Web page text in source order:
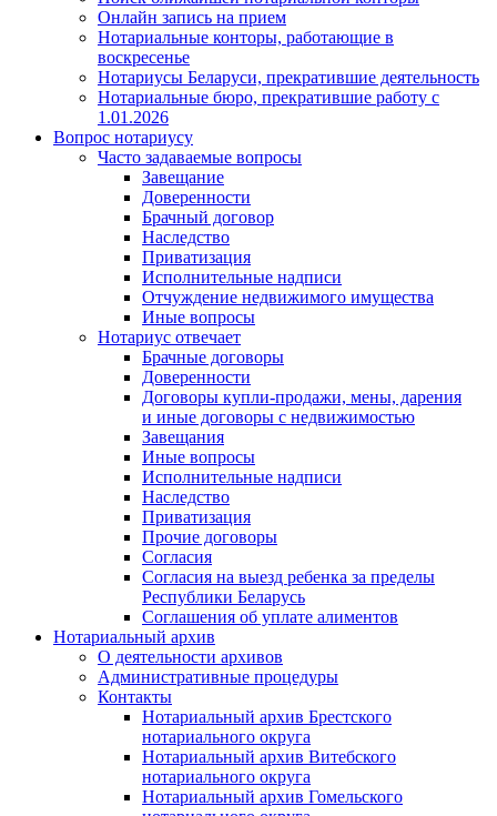
Онлайн запись на прием
Нотариальные конторы, работающие в
воскресенье
Нотариусы Беларуси, прекратившие деятельность
Нотариальные бюро, прекратившие работу с
1.01.2026
Вопрос нотариусу
Часто задаваемые вопросы
Завещание
Доверенности
Брачный договор
Наследство
Приватизация
Исполнительные надписи
Отчуждение недвижимого имущества
Иные вопросы
Нотариус отвечает
Брачные договоры
Доверенности
Договоры купли-продажи, мены, дарения
и иные договоры с недвижимостью
Завещания
Иные вопросы
Исполнительные надписи
Наследство
Приватизация
Прочие договоры
Согласия
Согласия на выезд ребенка за пределы
Республики Беларусь
Соглашения об уплате алиментов
Нотариальный архив
О деятельности архивов
Административные процедуры
Контакты
Нотариальный архив Брестского
нотариального округа
Нотариальный архив Витебского
нотариального округа
Нотариальный архив Гомельского